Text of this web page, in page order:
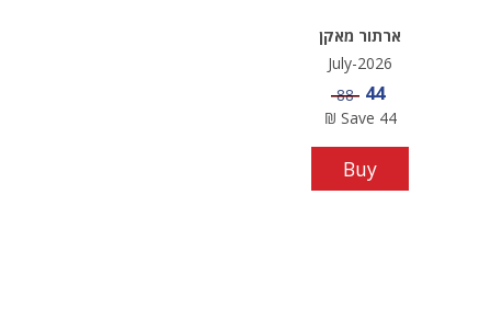
ארתור מאקן
July-2026
Sale price
44
Price
88
Save 44
₪
Buy